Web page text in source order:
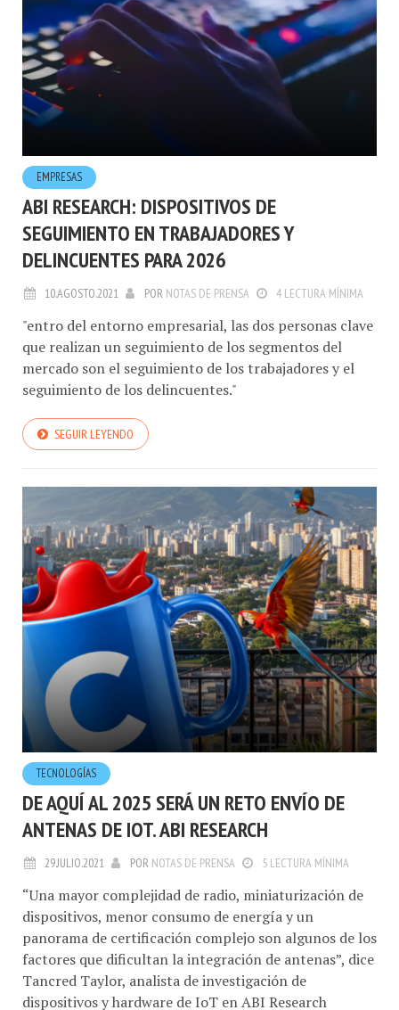
EMPRESAS
ABI RESEARCH: DISPOSITIVOS DE
SEGUIMIENTO EN TRABAJADORES Y
DELINCUENTES PARA 2026
10.AGOSTO.2021 POR NOTAS DE PRENSA 4 LECTURA MÍNIMA
"entro del entorno empresarial, las dos personas clave
que realizan un seguimiento de los segmentos del
mercado son el seguimiento de los trabajadores y el
seguimiento de los delincuentes."
SEGUIR LEYENDO
TECNOLOGÍ­AS
DE AQUÍ AL 2025 SERÁ UN RETO ENVÍO DE
ANTENAS DE IOT. ABI RESEARCH
29.JULIO.2021 POR NOTAS DE PRENSA 5 LECTURA MÍNIMA
“Una mayor complejidad de radio, miniaturización de
dispositivos, menor consumo de energía y un
panorama de certificación complejo son algunos de los
factores que dificultan la integración de antenas”, dice
Tancred Taylor, analista de investigación de
dispositivos y hardware de IoT en ABI Research